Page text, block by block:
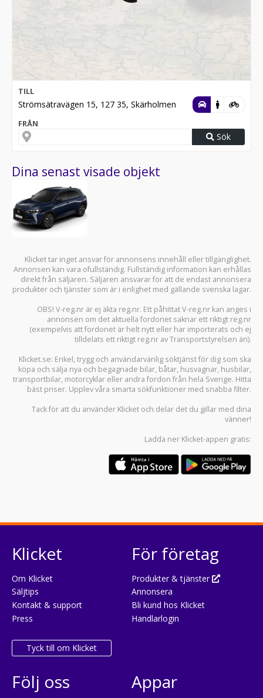
TILL
Strömsätravägen 15, 127 35, Skärholmen
FRÅN
Sök
Dina senast visade objekt
Klicket tar inget ansvar för annonsens innehåll eller tillgänglighet.
Annonsen kan vara ofullständig. Fullständig information kan erhållas
direkt från säljaren. Säljaren ansvarar för att de endast annonsera
produkter och tjänster som är i enlighet med gällande svenska lagar.
OBS! V-reg.nr är ej äkta reg.nr. Ett påhittat V-reg.nr kan anges i
annonsen om det aktuella fordonet saknar ett riktigt reg.nr
(exempelvis att fordonet är helt nytt eller har importerats och ej
tilldelats ett riktigt reg.nr av Transportstyrelsen än).
Klicket.se: Enkel, trygg och användarvänlig söktjänst för dig som ska
köpa och sälja nya och begagnade bilar, båtar, husvagnar, husbilar,
transportbilar, motorcyklar eller andra fordon från hela Sverige. Hitta
bäst priser. Upplev våra smarta sökfunktioner med snabba filter.
Tack för att du använder Klicket och delar det du gillar med dina
vänner!
Ladda ner Klicket-appen gratis:
Klicket
Om Klicket
Säljtips
Kontakt & support
Press
Tyck till om Klicket
För företag
Produkter & tjänster
Annonsera
Bli kund hos Klicket
Handlarlogin
Följ oss Appar